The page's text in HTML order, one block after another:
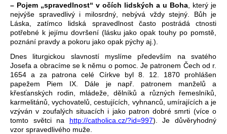
– Pojem „spravedlnost“ v očích lidských a u Boha , který je
nejvýše spravedlivý i milosrdný, nebývá vždy stejný. Bůh je
Láska, zatímco lidská spravedlnost často postrádá ctnosti
potřebné k jejímu dovršení (lásku jako opak touhy po pomstě,
poznání pravdy a pokoru jako opak pýchy aj.).
Dnes liturgickou slavností myslíme především na svatého
Josefa a obracíme se k němu o pomoc. Je patronem Čech od r.
1654 a za patrona celé Církve byl 8. 12. 1870 prohlášen
papežem Piem IX. Dále je např. patronem manželů a
křesťanských rodin, mládeže, dělníků a různých řemeslníků,
karmelitánů, vychovatelů, cestujících, vyhnanců, umírajících a je
vzýván v zoufalých situacích i jako patron dobré smrti (více o
tomto světci na http://catholica.cz/?id=997). Je důvěryhodný
vzor spravedlivého muže.